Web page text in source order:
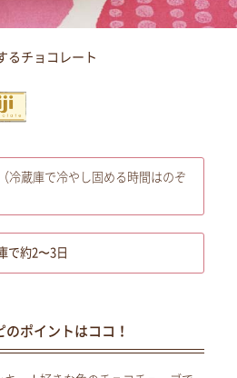
るチョコレート
（冷蔵庫で冷やし固める時間はのぞ
で約2〜3日
のポイントはココ！